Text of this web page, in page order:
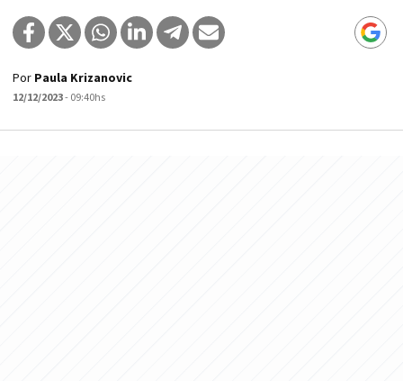
Por Paula Krizanovic
12/12/2023- 09:40hs